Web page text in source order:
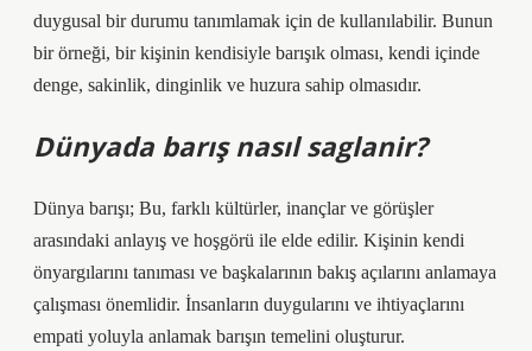
duygusal bir durumu tanımlamak için de kullanılabilir. Bunun
bir örneği, bir kişinin kendisiyle barışık olması, kendi içinde
denge, sakinlik, dinginlik ve huzura sahip olmasıdır.
Dünyada barış nasıl saglanir?
Dünya barışı; Bu, farklı kültürler, inançlar ve görüşler
arasındaki anlayış ve hoşgörü ile elde edilir. Kişinin kendi
önyargılarını tanıması ve başkalarının bakış açılarını anlamaya
çalışması önemlidir. İnsanların duygularını ve ihtiyaçlarını
empati yoluyla anlamak barışın temelini oluşturur.